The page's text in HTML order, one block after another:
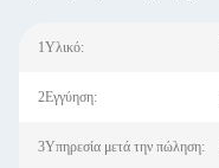
1Υλικό:
2Εγγύηση:
3Υπηρεσία μετά την πώληση: